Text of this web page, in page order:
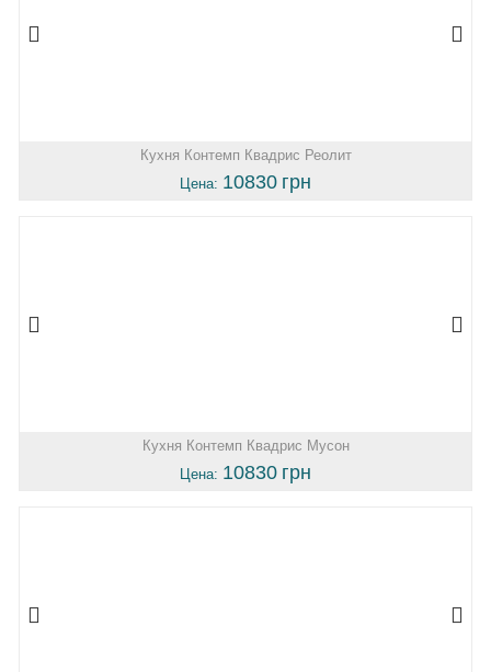
Кухня Контемп Квадрис Реолит
Цена: 10830 грн
Кухня Контемп Квадрис Мусон
Цена: 10830 грн